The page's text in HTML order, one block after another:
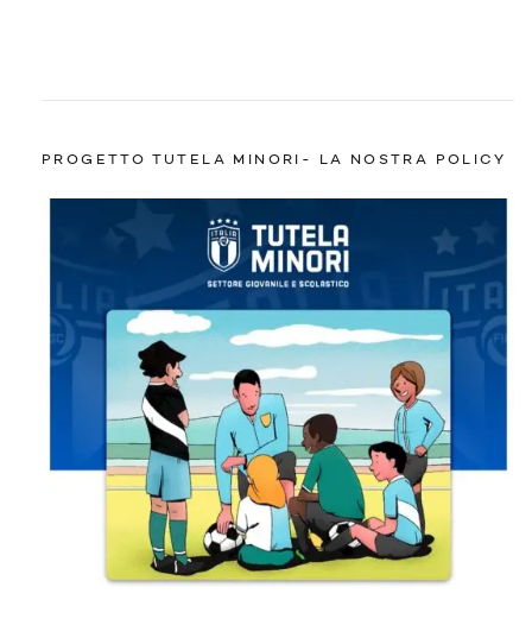
PROGETTO TUTELA MINORI- LA NOSTRA POLICY